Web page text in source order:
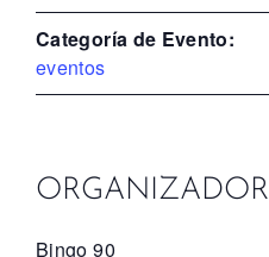
Categoría de Evento:
eventos
ORGANIZADOR
Bingo 90